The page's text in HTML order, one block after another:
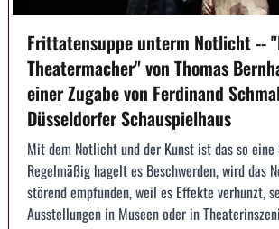
Frittatensuppe unterm Notlicht --
Theatermacher" von Thomas
einer Zugabe von Ferdinand
Düsseldorfer Schauspielhaus
Mit dem Notlicht und der Kunst ist das so eine
Regelmäßig hagelt es Beschwerden, wird das
störend empfunden, weil es Effekte verhunzt,
Ausstellungen in Museen oder in